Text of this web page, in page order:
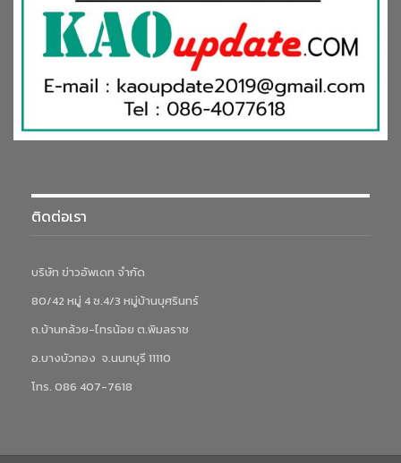
ติดต่อเรา
บริษัท ข่าวอัพเดท จำกัด
80/42 หมู่ 4 ซ.4/3 หมู่บ้านบุศรินทร์
ถ.บ้านกล้วย-ไทรน้อย ต.พิมลราช
อ.บางบัวทอง จ.นนทบุรี 11110
โทร. 086 407-7618